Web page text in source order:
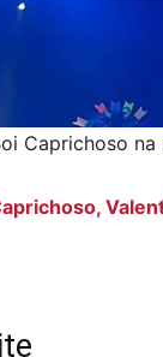
Caprichoso